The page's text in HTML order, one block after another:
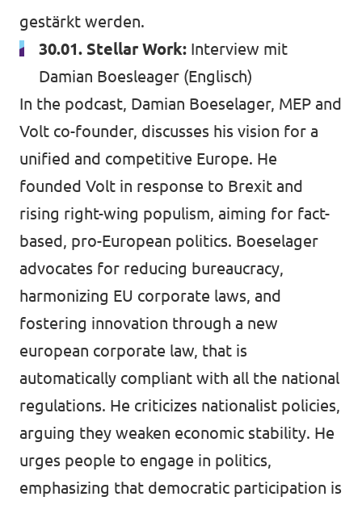
gestärkt werden.
30.01. Stellar Work: Interview mit
Damian Boesleager (Englisch)
In the podcast, Damian Boeselager, MEP and
Volt co-founder, discusses his vision for a
unified and competitive Europe. He
founded Volt in response to Brexit and
rising right-wing populism, aiming for fact-
based, pro-European politics. Boeselager
advocates for reducing bureaucracy,
harmonizing EU corporate laws, and
fostering innovation through a new
european corporate law, that is
automatically compliant with all the national
regulations. He criticizes nationalist policies,
arguing they weaken economic stability. He
urges people to engage in politics,
emphasizing that democratic participation is